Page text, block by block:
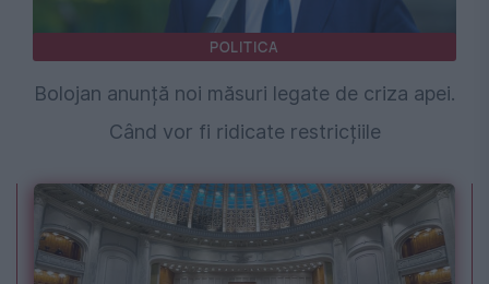
POLITICA
Bolojan anunță noi măsuri legate de criza apei.
Când vor fi ridicate restricțiile